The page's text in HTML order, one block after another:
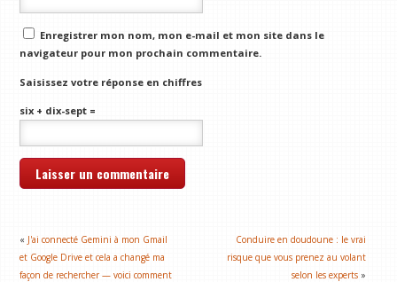
Enregistrer mon nom, mon e-mail et mon site dans le
navigateur pour mon prochain commentaire.
Saisissez votre réponse en chiffres
six + dix-sept =
« J'ai connecté Gemini à mon Gmail
et Google Drive et cela a changé ma
façon de rechercher — voici comment
Conduire en doudoune : le vrai
risque que vous prenez au volant
selon les experts »